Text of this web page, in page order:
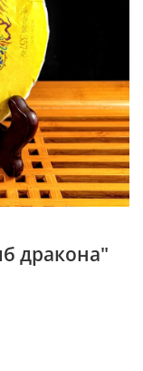
дракона"